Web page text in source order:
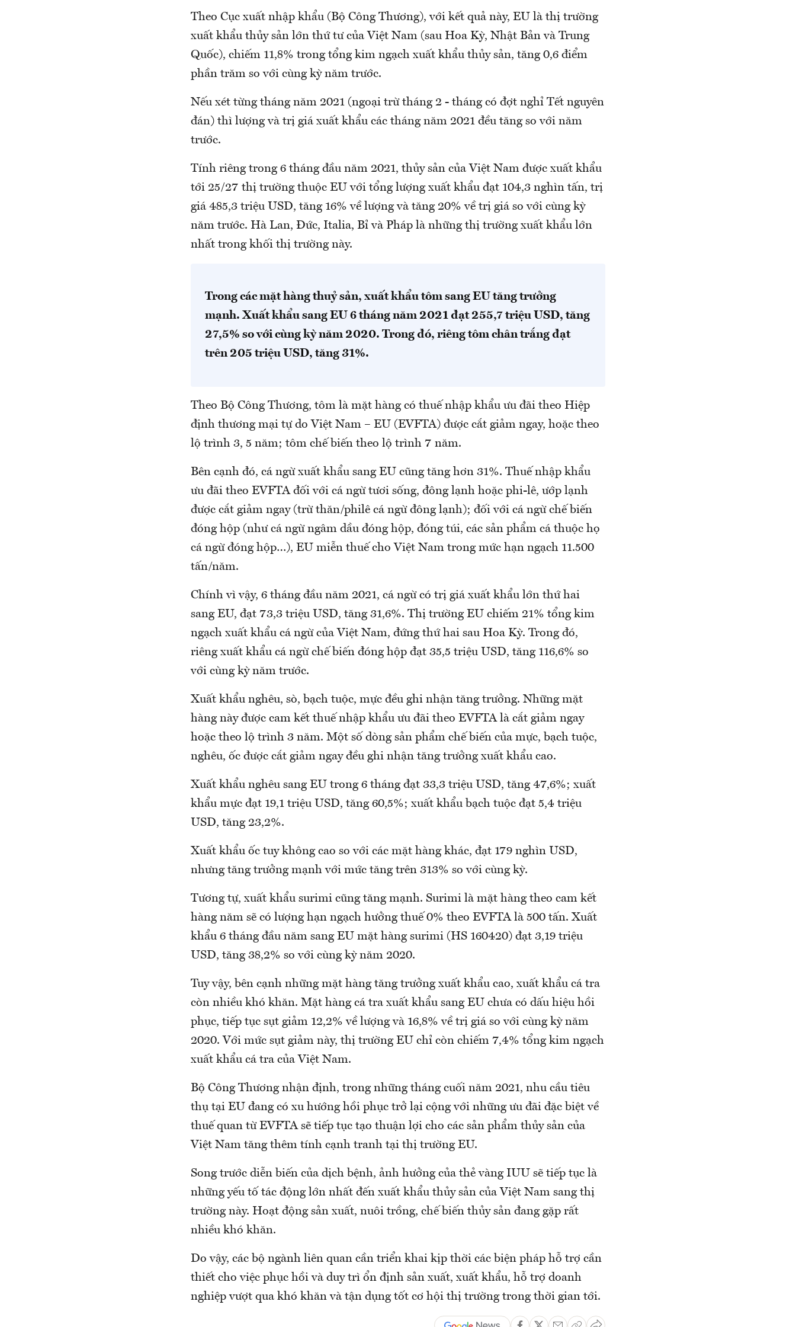
Theo Cục xuất nhập khẩu (Bộ Công Thương), với kết quả này, EU là thị trường
xuất khẩu thủy sản lớn thứ tư của Việt Nam (sau Hoa Kỳ, Nhật Bản và Trung
Quốc), chiếm 11,8% trong tổng kim ngạch xuất khẩu thủy sản, tăng 0,6 điểm
phần trăm so với cùng kỳ năm trước.
Nếu xét từng tháng năm 2021 (ngoại trừ tháng 2 - tháng có đợt nghỉ Tết nguyên
đán) thì lượng và trị giá xuất khẩu các tháng năm 2021 đều tăng so với năm
trước.
Tính riêng trong 6 tháng đầu năm 2021, thủy sản của Việt Nam được xuất khẩu
tới 25/27 thị trường thuộc EU với tổng lượng xuất khẩu đạt 104,3 nghìn tấn, trị
giá 485,3 triệu USD, tăng 16% về lượng và tăng 20% về trị giá so với cùng kỳ
năm trước. Hà Lan, Đức, Italia, Bỉ và Pháp là những thị trường xuất khẩu lớn
nhất trong khối thị trường này.
Trong các mặt hàng thuỷ sản, xuất khẩu tôm sang EU tăng trưởng
mạnh. Xuất khẩu sang EU 6 tháng năm 2021 đạt 255,7 triệu USD, tăng
27,5% so với cùng kỳ năm 2020. Trong đó, riêng tôm chân trắng đạt
trên 205 triệu USD, tăng 31%.
Theo Bộ Công Thương, tôm là mặt hàng có thuế nhập khẩu ưu đãi theo Hiệp
định thương mại tự do Việt Nam – EU (EVFTA) được cắt giảm ngay, hoặc theo
lộ trình 3, 5 năm; tôm chế biến theo lộ trình 7 năm.
Bên cạnh đó, cá ngừ xuất khẩu sang EU cũng tăng hơn 31%. Thuế nhập khẩu
ưu đãi theo EVFTA đối với cá ngừ tươi sống, đông lạnh hoặc phi-lê, ướp lạnh
được cắt giảm ngay (trừ thăn/philê cá ngừ đông lạnh); đối với cá ngừ chế biến
đóng hộp (như cá ngừ ngâm dầu đóng hộp, đóng túi, các sản phẩm cá thuộc họ
cá ngừ đóng hộp…), EU miễn thuế cho Việt Nam trong mức hạn ngạch 11.500
tấn/năm.
Chính vì vậy, 6 tháng đầu năm 2021, cá ngừ có trị giá xuất khẩu lớn thứ hai
sang EU, đạt 73,3 triệu USD, tăng 31,6%. Thị trường EU chiếm 21% tổng kim
ngạch xuất khẩu cá ngừ của Việt Nam, đứng thứ hai sau Hoa Kỳ. Trong đó,
riêng xuất khẩu cá ngừ chế biến đóng hộp đạt 35,5 triệu USD, tăng 116,6% so
với cùng kỳ năm trước.
Xuất khẩu nghêu, sò, bạch tuộc, mực đều ghi nhận tăng trưởng. Những mặt
hàng này được cam kết thuế nhập khẩu ưu đãi theo EVFTA là cắt giảm ngay
hoặc theo lộ trình 3 năm. Một số dòng sản phẩm chế biến của mực, bạch tuộc,
nghêu, ốc được cắt giảm ngay đều ghi nhận tăng trưởng xuất khẩu cao.
Xuất khẩu nghêu sang EU trong 6 tháng đạt 33,3 triệu USD, tăng 47,6%; xuất
khẩu mực đạt 19,1 triệu USD, tăng 60,5%; xuất khẩu bạch tuộc đạt 5,4 triệu
USD, tăng 23,2%.
Xuất khẩu ốc tuy không cao so với các mặt hàng khác, đạt 179 nghìn USD,
nhưng tăng trưởng mạnh với mức tăng trên 313% so với cùng kỳ.
Tương tự, xuất khẩu surimi cũng tăng mạnh. Surimi là mặt hàng theo cam kết
hàng năm sẽ có lượng hạn ngạch hưởng thuế 0% theo EVFTA là 500 tấn. Xuất
khẩu 6 tháng đầu năm sang EU mặt hàng surimi (HS 160420) đạt 3,19 triệu
USD, tăng 38,2% so với cùng kỳ năm 2020.
Tuy vậy, bên cạnh những mặt hàng tăng trưởng xuất khẩu cao, xuất khẩu cá tra
còn nhiều khó khăn. Mặt hàng cá tra xuất khẩu sang EU chưa có dấu hiệu hồi
phục, tiếp tục sụt giảm 12,2% về lượng và 16,8% về trị giá so với cùng kỳ năm
2020. Với mức sụt giảm này, thị trường EU chỉ còn chiếm 7,4% tổng kim ngạch
xuất khẩu cá tra của Việt Nam.
Bộ Công Thương nhận định, trong những tháng cuối năm 2021, nhu cầu tiêu
thụ tại EU đang có xu hướng hồi phục trở lại cộng với những ưu đãi đặc biệt về
thuế quan từ EVFTA sẽ tiếp tục tạo thuận lợi cho các sản phẩm thủy sản của
Việt Nam tăng thêm tính cạnh tranh tại thị trường EU.
Song trước diễn biến của dịch bệnh, ảnh hưởng của thẻ vàng IUU sẽ tiếp tục là
những yếu tố tác động lớn nhất đến xuất khẩu thủy sản của Việt Nam sang thị
trường này. Hoạt động sản xuất, nuôi trồng, chế biến thủy sản đang gặp rất
nhiều khó khăn.
Do vậy, các bộ ngành liên quan cần triển khai kịp thời các biện pháp hỗ trợ cần
thiết cho việc phục hồi và duy trì ổn định sản xuất, xuất khẩu, hỗ trợ doanh
nghiệp vượt qua khó khăn và tận dụng tốt cơ hội thị trường trong thời gian tới.